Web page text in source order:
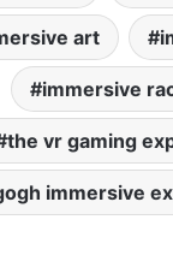
art
immersive
the vr gaming
immersive